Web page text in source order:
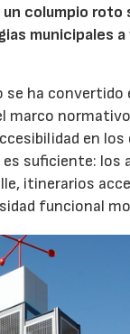
columpio roto
municipales a
ha
marco
en
suficiente:
itinerarios
funcional
04/06/2026